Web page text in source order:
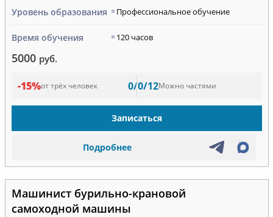
Уровень образования Профессиональное обучение
Время обучения 120 часов
5000 руб.
-15%от трёх человек 0/0/12Можно частями
Записаться
Подробнее
Машинист бурильно-крановой
самоходной машины